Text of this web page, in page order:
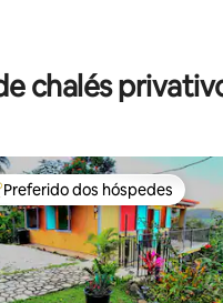
chalés
os melhores preferidos dos
Preferido dos hóspedes